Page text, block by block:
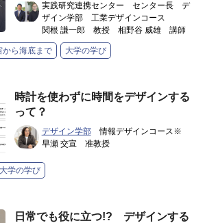
実践研究連携センター センター長 デ
ザイン学部 工業デザインコース
関根 謙一郎 教授 相野谷 威雄 講師
から海底まで 大学の学び
時計を使わずに時間をデザインする
って？
デザイン学部情報デザインコース※
早瀬 交宣 准教授
大学の学び
日常でも役に立つ!? デザインする